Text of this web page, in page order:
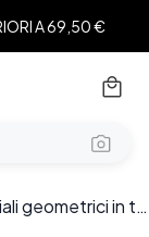
A 69,50 €
in titanio argento #BS1913-0002